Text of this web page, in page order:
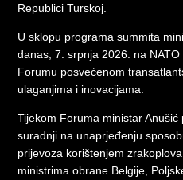
Republici Turskoj.
U sklopu programa summita
danas, 7. srpnja 2026. na
Forumu posvećenom
ulaganjima i inovacijama.
Tijekom Foruma ministar
suradnji na unaprjeđenju
prijevoza korištenjem
ministrima obrane Belgije,